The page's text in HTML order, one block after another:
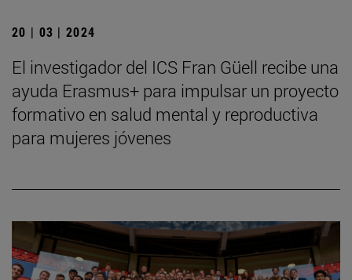
20 | 03 | 2024
El investigador del ICS Fran Güell recibe una
ayuda Erasmus+ para impulsar un proyecto
formativo en salud mental y reproductiva
para mujeres jóvenes